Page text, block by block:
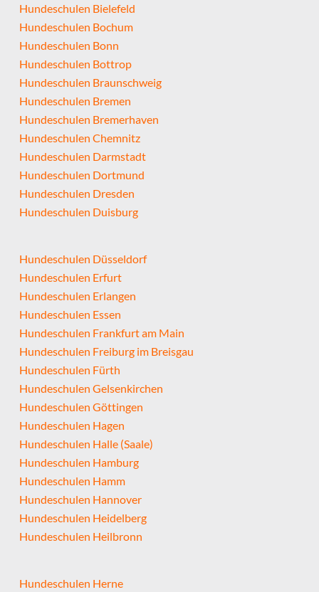
Hundeschulen Bielefeld
Hundeschulen Bochum
Hundeschulen Bonn
Hundeschulen Bottrop
Hundeschulen Braunschweig
Hundeschulen Bremen
Hundeschulen Bremerhaven
Hundeschulen Chemnitz
Hundeschulen Darmstadt
Hundeschulen Dortmund
Hundeschulen Dresden
Hundeschulen Duisburg
Hundeschulen Düsseldorf
Hundeschulen Erfurt
Hundeschulen Erlangen
Hundeschulen Essen
Hundeschulen Frankfurt am Main
Hundeschulen Freiburg im Breisgau
Hundeschulen Fürth
Hundeschulen Gelsenkirchen
Hundeschulen Göttingen
Hundeschulen Hagen
Hundeschulen Halle (Saale)
Hundeschulen Hamburg
Hundeschulen Hamm
Hundeschulen Hannover
Hundeschulen Heidelberg
Hundeschulen Heilbronn
Hundeschulen Herne